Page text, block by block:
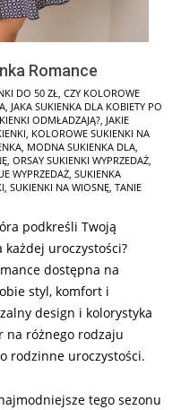
Romance
DO 50 ZŁ, CZY KOLOROWE
, JAKA SUKIENKA DLA KOBIETY PO
ODMŁADZAJĄ?, JAKIE
, KOLOROWE SUKIENKI NA
, MODNA SUKIENKA DLA,
, ORSAY SUKIENKI WYPRZEDAŻ,
WYPRZEDAŻ, SUKIENKA
, SUKIENKI NA WIOSNĘ, TANIE
podkreśli Twoją
uroczystości?
dostępna na
styl, komfort i
design i kolorystyka
na różnego rodzaju
rodzinne uroczystości.
tego sezonu